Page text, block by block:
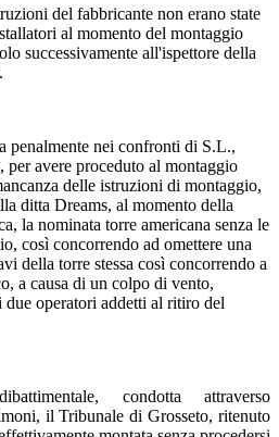
del fabbricante non erano state
al momento del montaggio
successivamente all'ispettore della
penalmente nei confronti di S.L.,
avere proceduto al montaggio
delle istruzioni di montaggio,
ditta Dreams, al momento della
la nominata torre americana senza le
così concorrendo ad omettere una
della torre stessa così concorrendo a
a causa di un colpo di vento,
operatori addetti al ritiro del
condotta attraverso
il Tribunale di Grosseto, ritenuto